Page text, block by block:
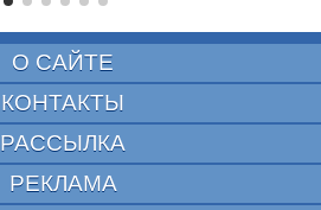
О САЙТЕ
КОНТАКТЫ
РАССЫЛКА
РЕКЛАМА